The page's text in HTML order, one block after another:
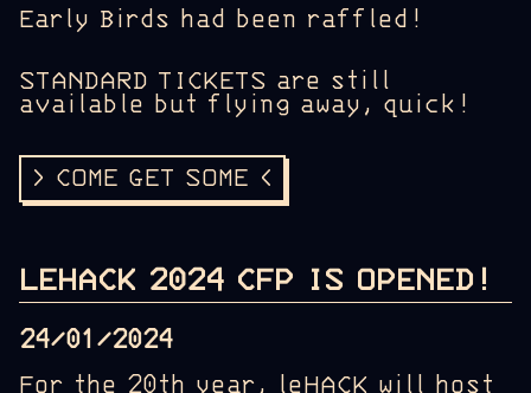
Early Birds had been raffled!
STANDARD TICKETS are still
available but flying away, quick!
> COME GET SOME <
LEHACK 2024 CFP IS OPENED!
24/01/2024
For the 20th year, leHACK will host